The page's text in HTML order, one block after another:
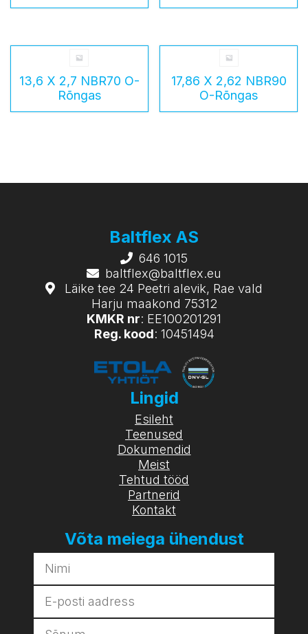
13,6 X 2,7 NBR70 O-
Rõngas
17,86 X 2,62 NBR90
O-Rõngas
Baltflex AS
646 1015
baltflex@baltflex.eu
Läike tee 24 Peetri alevik, Rae vald
Harju maakond 75312
KMKR nr: EE100201291
Reg. kood: 10451494
Lingid
Esileht
Teenused
Dokumendid
Meist
Tehtud tööd
Partnerid
Kontakt
Võta meiega ühendust